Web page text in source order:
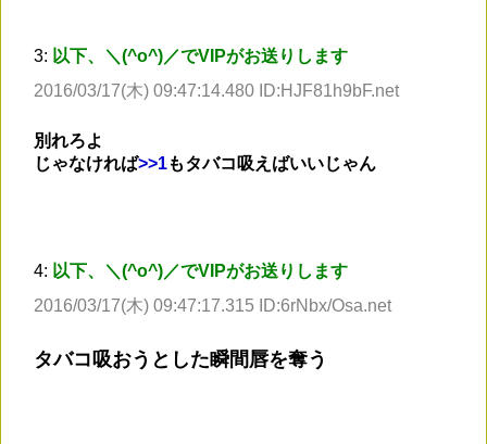
3: 以下、＼(^o^)／でVIPがお送りします
2016/03/17(木) 09:47:14.480 ID:HJF81h9bF.net
別れろよ
じゃなければ>>1もタバコ吸えばいいじゃん
4: 以下、＼(^o^)／でVIPがお送りします
2016/03/17(木) 09:47:17.315 ID:6rNbx/Osa.net
タバコ吸おうとした瞬間唇を奪う